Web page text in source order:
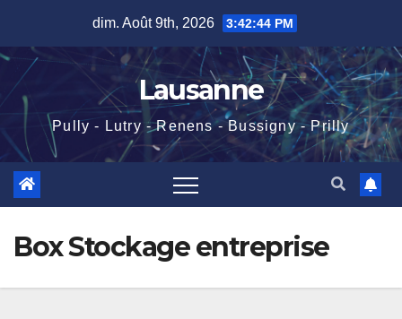
content
dim. Août 9th, 2026 3:42:45 PM
Lausanne
Pully - Lutry - Renens - Bussigny - Prilly
Box Stockage entreprise